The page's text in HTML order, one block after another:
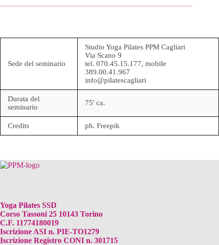
Seminario
Sede del seminario
Studio Yoga Pilates PPM Cagliari
Via Scano 9
tel. 070.45.15.177, mobile
389.00.41.967
info@pilatescagliari
Durata del
seminario
75' ca.
Credits ph. Freepik
Yoga Pilates SSD
Corso Tassoni 25 10143 Torino
C.F. 11774180019
Iscrizione ASI n. PIE-TO1279
Iscrizione Registro CONI n. 301715